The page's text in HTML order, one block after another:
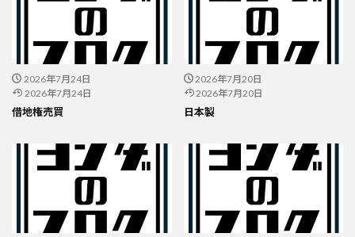
2026年7月24日
2026年7月24日
借地権売買
2026年7月20日
2026年7月20日
日本製